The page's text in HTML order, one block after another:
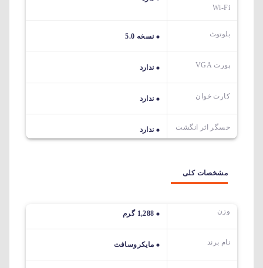
Wi-Fi
بلوتوث نسخه 5.0
پورت VGA ندارد
کارت خوان ندارد
حسگر اثر انگشت ندارد
مشخصات کلی
وزن 1,288 گرم
نام برند مایکروسافت